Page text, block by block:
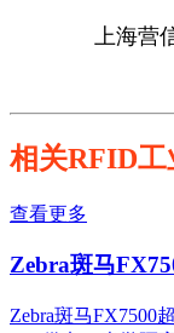
上海营
相关RFID工
查看更多
Zebra斑马
Zebra斑马FX7500